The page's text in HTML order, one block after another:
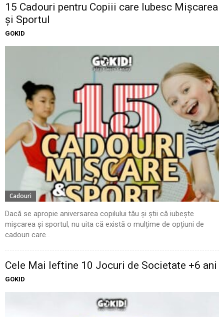
15 Cadouri pentru Copiii care Iubesc Mișcarea
și Sportul
GOKID
Cadouri
Dacă se apropie aniversarea copilului tău și știi că iubește
mișcarea și sportul, nu uita că există o mulțime de opțiuni de
cadouri care...
Cele Mai Ieftine 10 Jocuri de Societate +6 ani
GOKID